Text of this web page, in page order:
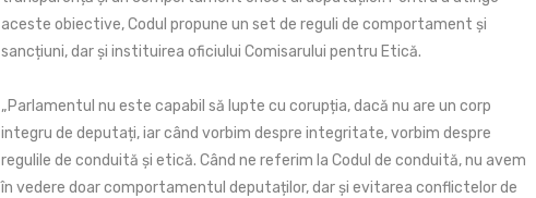
aceste obiective, Codul propune un set de reguli de comportament și
sancțiuni, dar și instituirea oficiului Comisarului pentru Etică.
„Parlamentul nu este capabil să lupte cu corupția, dacă nu are un corp
integru de deputați, iar când vorbim despre integritate, vorbim despre
regulile de conduită și etică. Când ne referim la Codul de conduită, nu avem
în vedere doar comportamentul deputaților, dar și evitarea conflictelor de